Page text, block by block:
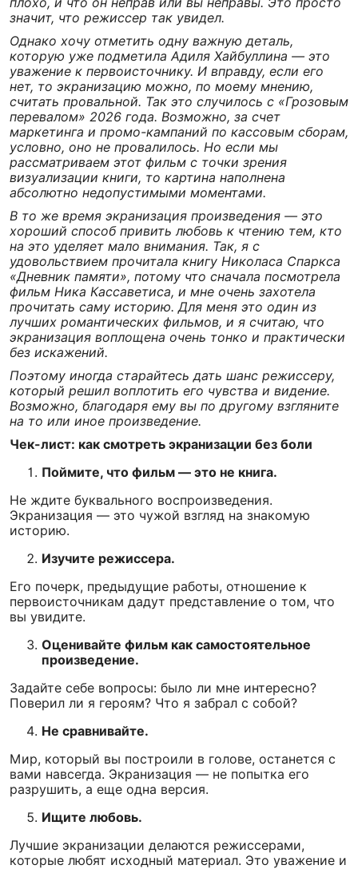
значит, что режиссер так увидел.
Однако хочу отметить одну важную деталь,
которую уже подметила Адиля Хайбуллина — это
уважение к первоисточнику. И вправду, если его
нет, то экранизацию можно, по моему мнению,
считать провальной. Так это случилось с «Грозовым
перевалом» 2026 года. Возможно, за счет
маркетинга и промо-кампаний по кассовым сборам,
условно, оно не провалилось. Но если мы
рассматриваем этот фильм с точки зрения
визуализации книги, то картина наполнена
абсолютно недопустимыми моментами.
В то же время экранизация произведения — это
хороший способ привить любовь к чтению тем, кто
на это уделяет мало внимания. Так, я с
удовольствием прочитала книгу Николаса Спаркса
«Дневник памяти», потому что сначала посмотрела
фильм Ника Кассаветиса, и мне очень захотела
прочитать саму историю. Для меня это один из
лучших романтических фильмов, и я считаю, что
экранизация воплощена очень тонко и практически
без искажений.
Поэтому иногда старайтесь дать шанс режиссеру,
который решил воплотить его чувства и видение.
Возможно, благодаря ему вы по другому взгляните
на то или иное произведение.
Чек-лист: как смотреть экранизации без боли
Поймите, что фильм — это не книга.
Не ждите буквального воспроизведения.
Экранизация — это чужой взгляд на знакомую
историю.
Изучите режиссера.
Его почерк, предыдущие работы, отношение к
первоисточникам дадут представление о том, что
вы увидите.
Оценивайте фильм как самостоятельное
произведение.
Задайте себе вопросы: было ли мне интересно?
Поверил ли я героям? Что я забрал с собой?
Не сравнивайте.
Мир, который вы построили в голове, останется с
вами навсегда. Экранизация — не попытка его
разрушить, а еще одна версия.
Ищите любовь.
Лучшие экранизации делаются режиссерами,
которые любят исходный материал. Это уважение и